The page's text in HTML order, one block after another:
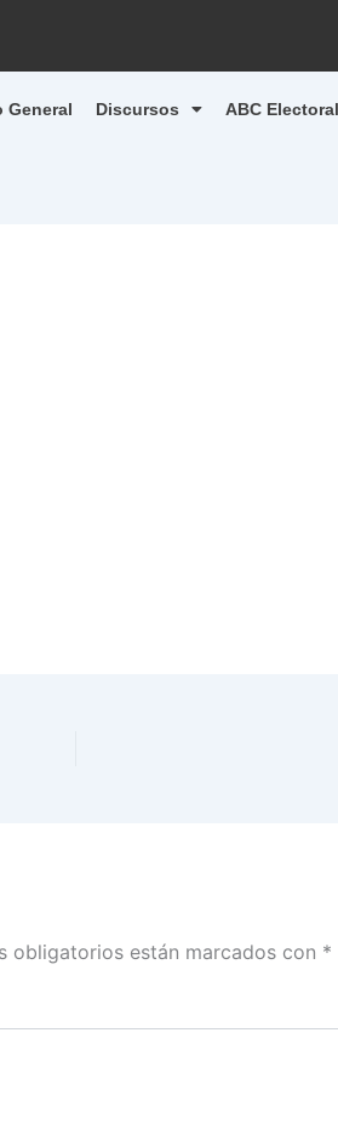
General Discursos ABC Electoral
obligatorios están marcados con *